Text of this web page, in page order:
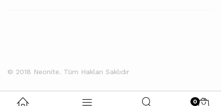
© 2018 Neonite. Tüm Hakları Saklıdır
0